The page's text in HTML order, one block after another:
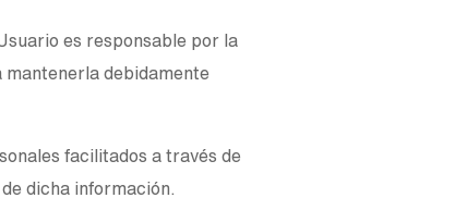
es responsable por la
debidamente
facilitados a través de
dicha información.